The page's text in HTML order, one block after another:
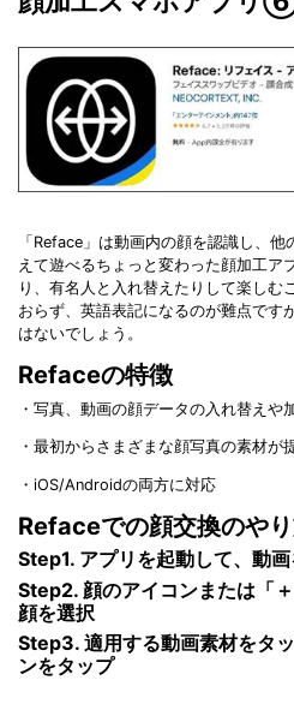
「Reface」は動画内の顔を認識し、
えて遊べるちょっと変わった顔加工ア
り、有名人と入れ替えたりして楽しむ
おらず、英語表記になるのが難点です
はないでしょう。
Refaceの特徴
・写真、動画の顔データの入れ替えや
・最初からさまざまな顔写真の素材が
・iOS/Androidの両方に対応
Refaceでの顔交換のや
Step1. アプリを起動して、動
Step2. 顔のアイコンまたは「
顔を選択
Step3. 適用する動画素材をタ
ンをタップ